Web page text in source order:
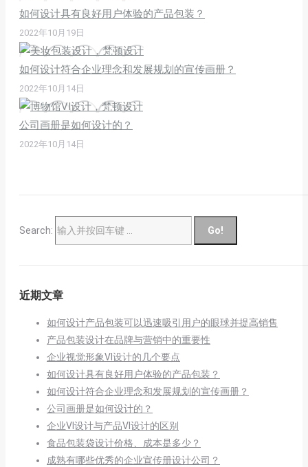
如何设计具有良好用户体验的产品包装？
2022年10月19日
如何设计符合企业理念和发展规划的宣传画册？
2022年10月14日
公司画册是如何设计的？
2022年10月14日
Search:
近期文章
如何设计产品包装可以迅速吸引用户的眼球并提高销售
产品包装设计在品牌与营销中的重要性
企业视觉形象VI设计的几个要点
如何设计具有良好用户体验的产品包装？
如何设计符合企业理念和发展规划的宣传画册？
公司画册是如何设计的？
企业VI设计与产品VI设计的区别
食品包装袋设计价格、成本是多少？
成熟有哪些优秀的企业宣传册设计公司？